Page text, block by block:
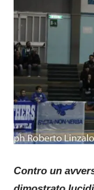
Contro un